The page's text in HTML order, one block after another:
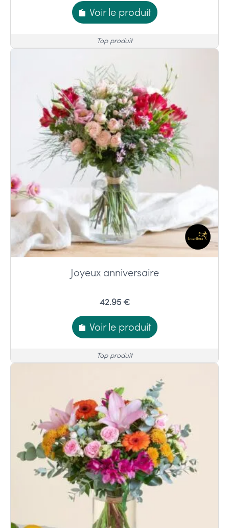
Voir le produit
Top produit
Joyeux anniversaire
42.95 €
Voir le produit
Top produit